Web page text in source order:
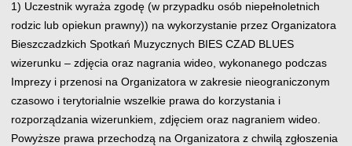
1) Uczestnik wyraża zgodę (w przypadku osób niepełnoletnich
rodzic lub opiekun prawny)) na wykorzystanie przez Organizatora
Bieszczadzkich Spotkań Muzycznych BIES CZAD BLUES
wizerunku – zdjęcia oraz nagrania wideo, wykonanego podczas
Imprezy i przenosi na Organizatora w zakresie nieograniczonym
czasowo i terytorialnie wszelkie prawa do korzystania i
rozporządzania wizerunkiem, zdjęciem oraz nagraniem wideo.
Powyższe prawa przechodzą na Organizatora z chwilą zgłoszenia